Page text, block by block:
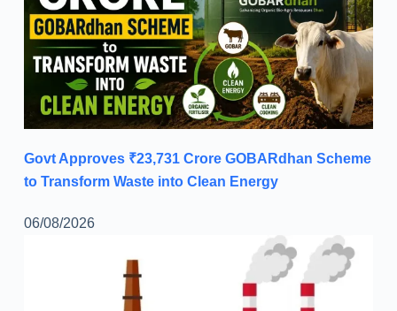
Govt Approves ₹23,731 Crore GOBARdhan Scheme
to Transform Waste into Clean Energy
06/08/2026